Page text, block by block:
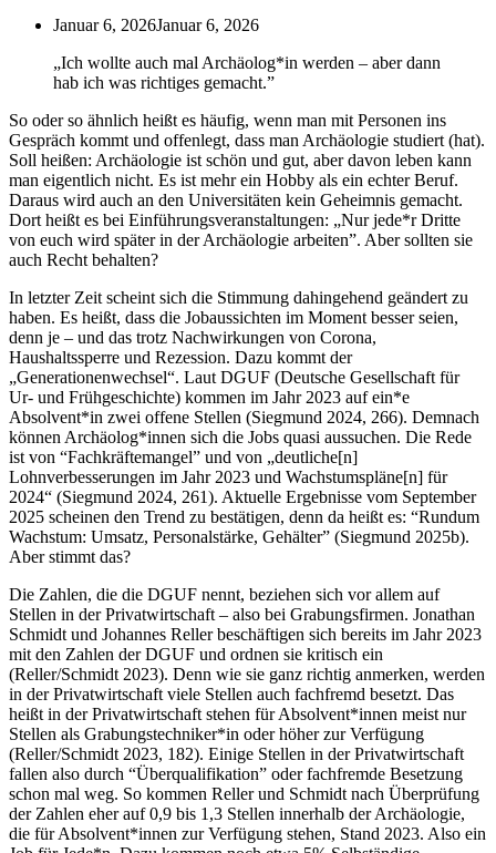
Januar 6, 2026Januar 6, 2026
„Ich wollte auch mal Archäolog*in werden – aber dann
hab ich was richtiges gemacht.”
So oder so ähnlich heißt es häufig, wenn man mit Personen ins
Gespräch kommt und offenlegt, dass man Archäologie studiert (hat).
Soll heißen: Archäologie ist schön und gut, aber davon leben kann
man eigentlich nicht. Es ist mehr ein Hobby als ein echter Beruf.
Daraus wird auch an den Universitäten kein Geheimnis gemacht.
Dort heißt es bei Einführungsveranstaltungen: „Nur jede*r Dritte
von euch wird später in der Archäologie arbeiten”. Aber sollten sie
auch Recht behalten?
In letzter Zeit scheint sich die Stimmung dahingehend geändert zu
haben. Es heißt, dass die Jobaussichten im Moment besser seien,
denn je – und das trotz Nachwirkungen von Corona,
Haushaltssperre und Rezession. Dazu kommt der
„Generationenwechsel“. Laut DGUF (Deutsche Gesellschaft für
Ur- und Frühgeschichte) kommen im Jahr 2023 auf ein*e
Absolvent*in zwei offene Stellen (Siegmund 2024, 266). Demnach
können Archäolog*innen sich die Jobs quasi aussuchen. Die Rede
ist von “Fachkräftemangel” und von „deutliche[n]
Lohnverbesserungen im Jahr 2023 und Wachstumspläne[n] für
2024“ (Siegmund 2024, 261). Aktuelle Ergebnisse vom September
2025 scheinen den Trend zu bestätigen, denn da heißt es: “Rundum
Wachstum: Umsatz, Personalstärke, Gehälter” (Siegmund 2025b).
Aber stimmt das?
Die Zahlen, die die DGUF nennt, beziehen sich vor allem auf
Stellen in der Privatwirtschaft – also bei Grabungsfirmen. Jonathan
Schmidt und Johannes Reller beschäftigen sich bereits im Jahr 2023
mit den Zahlen der DGUF und ordnen sie kritisch ein
(Reller/Schmidt 2023). Denn wie sie ganz richtig anmerken, werden
in der Privatwirtschaft viele Stellen auch fachfremd besetzt. Das
heißt in der Privatwirtschaft stehen für Absolvent*innen meist nur
Stellen als Grabungstechniker*in oder höher zur Verfügung
(Reller/Schmidt 2023, 182). Einige Stellen in der Privatwirtschaft
fallen also durch “Überqualifikation” oder fachfremde Besetzung
schon mal weg. So kommen Reller und Schmidt nach Überprüfung
der Zahlen eher auf 0,9 bis 1,3 Stellen innerhalb der Archäologie,
die für Absolvent*innen zur Verfügung stehen, Stand 2023. Also ein